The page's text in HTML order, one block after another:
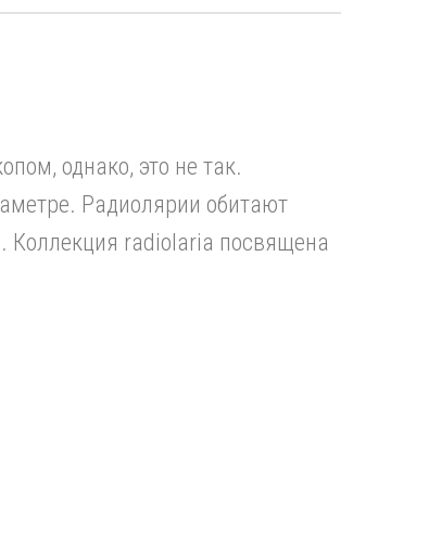
однако, это не так.
Радиолярии обитают
Коллекция radiolaria посвящена